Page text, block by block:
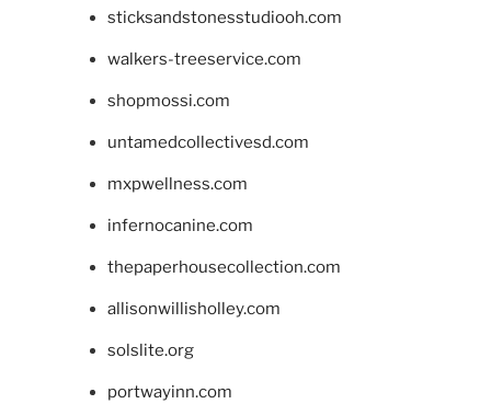
sticksandstonesstudiooh.com
walkers-treeservice.com
shopmossi.com
untamedcollectivesd.com
mxpwellness.com
infernocanine.com
thepaperhousecollection.com
allisonwillisholley.com
solslite.org
portwayinn.com